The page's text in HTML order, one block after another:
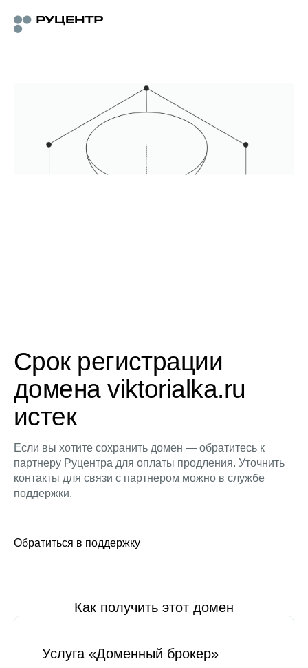
Срок регистрации
домена viktorialka.ru
истек
Если вы хотите сохранить домен — обратитесь к
партнеру Руцентра для оплаты продления. Уточнить
контакты для связи с партнером можно в службе
поддержки.
Обратиться в поддержку
Как получить этот домен
Услуга «Доменный брокер»